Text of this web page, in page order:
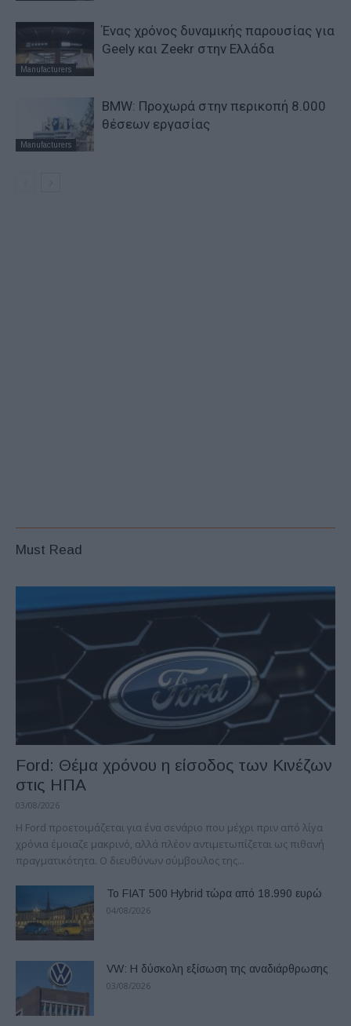
Manufacturers
Ένας χρόνος δυναμικής παρουσίας για
Geely και Zeekr στην Ελλάδα
Manufacturers
BMW: Προχωρά στην περικοπή 8.000
θέσεων εργασίας
Must Read
Ford: Θέμα χρόνου η είσοδος των Κινέζων
στις ΗΠΑ
03/08/2026
Η Ford προετοιμάζεται για ένα σενάριο που μέχρι πριν από λίγα
χρόνια έμοιαζε μακρινό, αλλά πλέον αντιμετωπίζεται ως πιθανή
πραγματικότητα. Ο διευθύνων σύμβουλος της...
Το FIAT 500 Hybrid τώρα από 18.990 ευρώ
04/08/2026
VW: Η δύσκολη εξίσωση της αναδιάρθρωσης
03/08/2026